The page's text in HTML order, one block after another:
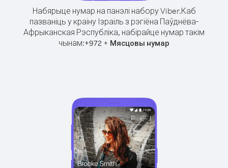
Набярыце нумар на панэлі набору Viber.Каб
пазваніць у краіну Ізраіль з рэгіёна Паўднёва-
Афрыканская Рэспубліка, набірайце нумар такім
чынам:+972 + Мясцовы нумар